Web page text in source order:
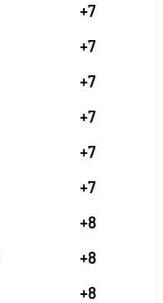
+7
+7
+7
+7
+7
+7
+8
+8
+8